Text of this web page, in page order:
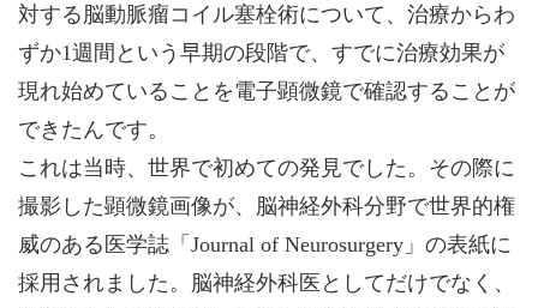
対する脳動脈瘤コイル塞栓術について、治療からわ
ずか1週間という早期の段階で、すでに治療効果が
現れ始めていることを電子顕微鏡で確認することが
できたんです。
これは当時、世界で初めての発見でした。その際に
撮影した顕微鏡画像が、脳神経外科分野で世界的権
威のある医学誌「Journal of Neurosurgery」の表紙に
採用されました。脳神経外科医としてだけでなく、